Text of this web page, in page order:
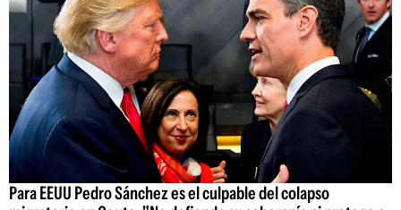
Para EEUU Pedro Sánchez es el culpable del colapso